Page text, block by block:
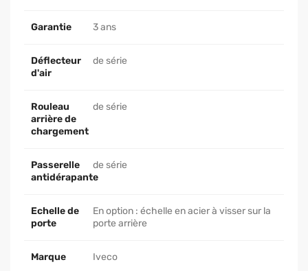
Garantie 3 ans
Déflecteur
d'air
de série
Rouleau
arrière de
chargement
de série
Passerelle
antidérapante
de série
Echelle de
porte
En option : échelle en acier à visser sur la
porte arrière
Marque Iveco